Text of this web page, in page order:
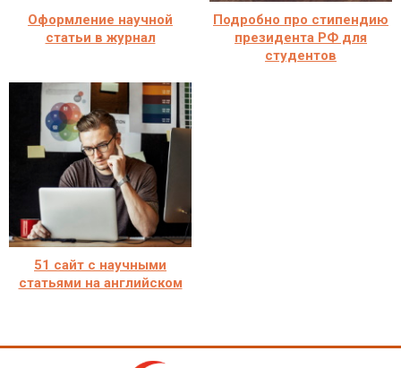
Оформление научной
статьи в журнал
Подробно про стипендию
президента РФ для
студентов
51 сайт с научными
статьями на английском